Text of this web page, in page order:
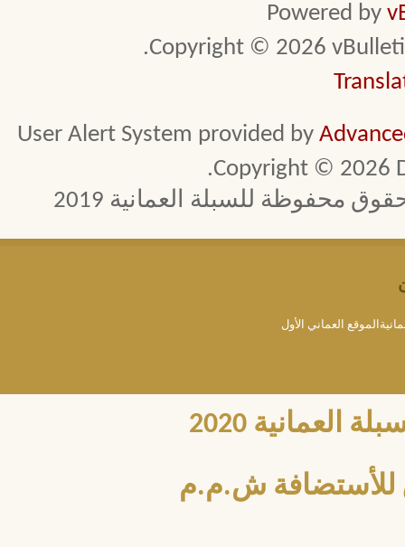
Powered by
Copyright © 2026
User Alert System provided by
Copyright © 2026
محفوظة للسبلة العمانية 2019
العماني الأول
2020
للأستضافة ش.م.م